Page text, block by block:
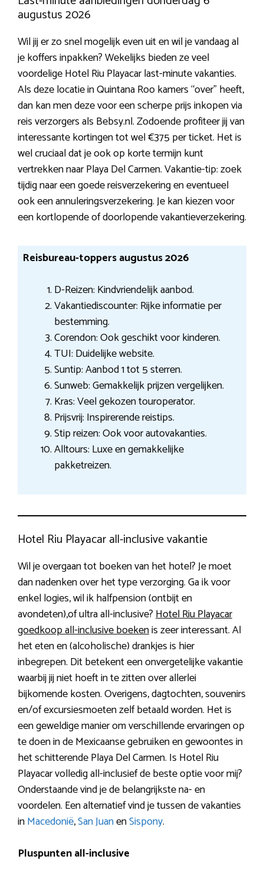
augustus 2026
Wil jij er zo snel mogelijk even uit en wil je vandaag al
je koffers inpakken? Wekelijks bieden ze veel
voordelige Hotel Riu Playacar last-minute vakanties.
Als deze locatie in Quintana Roo kamers “over” heeft,
dan kan men deze voor een scherpe prijs inkopen via
reis verzorgers als Bebsy.nl. Zodoende profiteer jij van
interessante kortingen tot wel €375 per ticket. Het is
wel cruciaal dat je ook op korte termijn kunt
vertrekken naar Playa Del Carmen. Vakantie-tip: zoek
tijdig naar een goede reisverzekering en eventueel
ook een annuleringsverzekering. Je kan kiezen voor
een kortlopende of doorlopende vakantieverzekering.
Reisbureau-toppers augustus 2026
D-Reizen: Kindvriendelijk aanbod.
Vakantiediscounter: Rijke informatie per
bestemming.
Corendon: Ook geschikt voor kinderen.
TUI: Duidelijke website.
Suntip: Aanbod 1 tot 5 sterren.
Sunweb: Gemakkelijk prijzen vergelijken.
Kras: Veel gekozen touroperator.
Prijsvrij: Inspirerende reistips.
Stip reizen: Ook voor autovakanties.
Alltours: Luxe en gemakkelijke
pakketreizen.
Hotel Riu Playacar all-inclusive vakantie
Wil je overgaan tot boeken van het hotel? Je moet
dan nadenken over het type verzorging. Ga ik voor
enkel logies, wil ik halfpension (ontbijt en
avondeten),of ultra all-inclusive?Hotel Riu Playacar
goedkoop all-inclusive boekenis zeer interessant. Al
het eten en (alcoholische) drankjes is hier
inbegrepen. Dit betekent een onvergetelijke vakantie
waarbij jij niet hoeft in te zitten over allerlei
bijkomende kosten. Overigens, dagtochten, souvenirs
en/of excursiesmoeten zelf betaald worden. Het is
een geweldige manier om verschillende ervaringen op
te doen in de Mexicaanse gebruiken en gewoontes in
het schitterende Playa Del Carmen. Is Hotel Riu
Playacar volledig all-inclusief de beste optie voor mij?
Onderstaande vind je de belangrijkste na- en
voordelen. Een alternatief vind je tussen de vakanties
inMacedonië,San JuanenSispony.
Pluspunten all-inclusive